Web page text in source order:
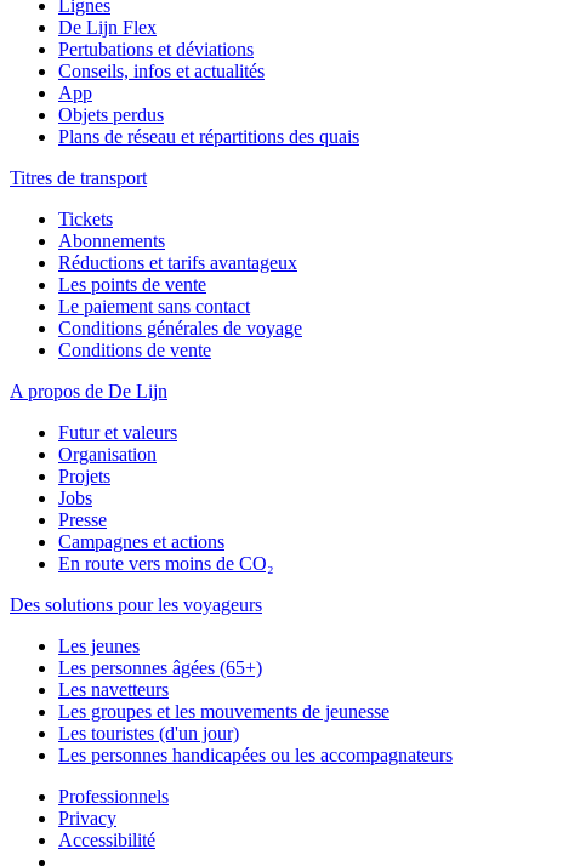
Lignes
De Lijn Flex
Pertubations et déviations
Conseils, infos et actualités
App
Objets perdus
Plans de réseau et répartitions des quais
Titres de transport
Tickets
Abonnements
Réductions et tarifs avantageux
Les points de vente
Le paiement sans contact
Conditions générales de voyage
Conditions de vente
A propos de De Lijn
Futur et valeurs
Organisation
Projets
Jobs
Presse
Campagnes et actions
En route vers moins de CO₂
Des solutions pour les voyageurs
Les jeunes
Les personnes âgées (65+)
Les navetteurs
Les groupes et les mouvements de jeunesse
Les touristes (d'un jour)
Les personnes handicapées ou les accompagnateurs
Professionnels
Privacy
Accessibilité